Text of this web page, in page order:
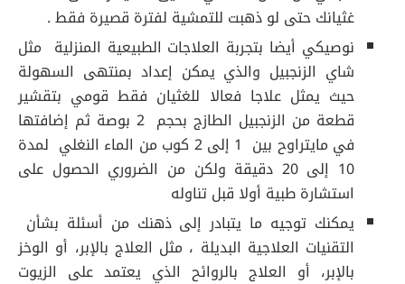
غثيانك حتى لو ذهبت للتمشية لفترة قصيرة فقط .
نوصيكي أيضا بتجربة العلاجات الطبيعية المنزلية مثل
شاي الزنجبيل والذي يمكن إعداد بمنتهى السهولة
حيث يمثل علاجا فعالا للغثيان فقط قومي بتقشير
قطعة من الزنجبيل الطازج بحجم 2 بوصة ثم إضافتها
في مايتراوح بين 1 إلى 2 كوب من الماء النغلي لمدة
10 إلى 20 دقيقة ولكن من الضروري الحصول على
استشارة طبية أولا قبل تناوله
يمكنك توجيه ما يتبادر إلى ذهنك من أسئلة بشأن
التقنيات العلاجية البديلة ، مثل العلاج بالإبر، أو الوخز
بالإبر، أو العلاج بالروائح الذي يعتمد على الزيوت